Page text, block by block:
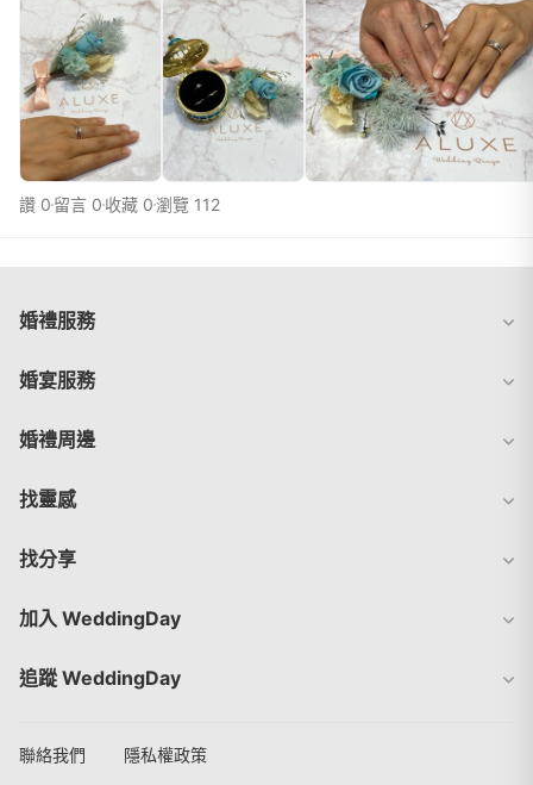
讚 0 留言 0 收藏 0瀏覽 112
婚禮服務
婚宴服務
婚禮周邊
找靈感
找分享
加入 WeddingDay
追蹤 WeddingDay
聯絡我們 隱私權政策